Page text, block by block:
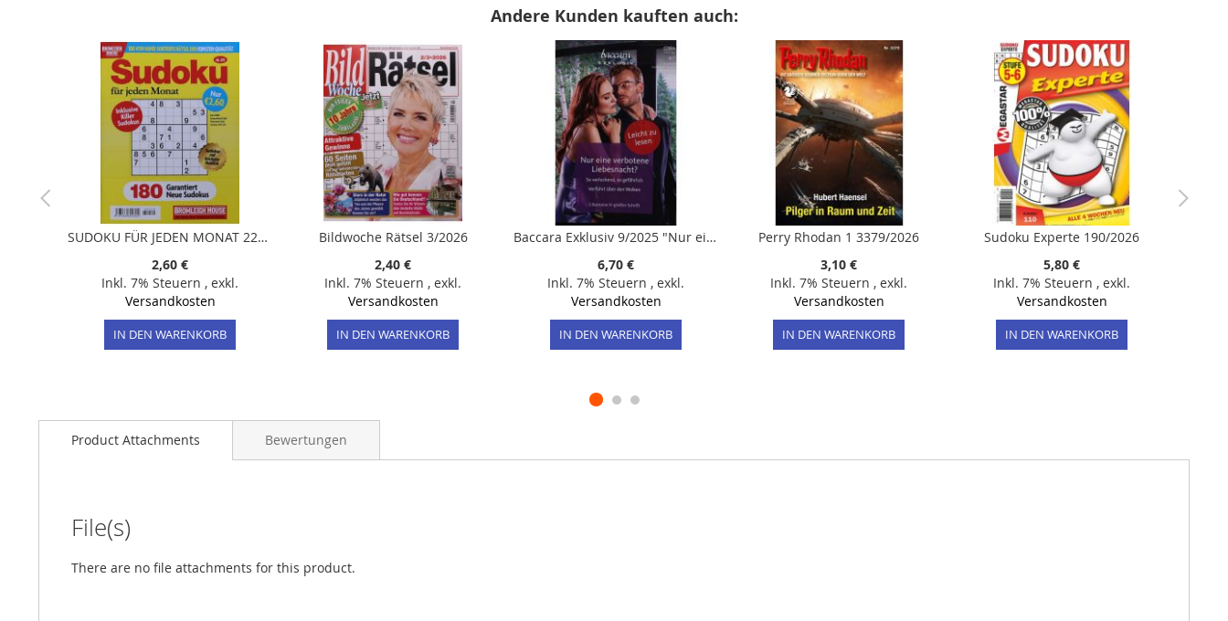
Andere Kunden kauften auch:
SUDOKU FÜR JEDEN MONAT 229/2026
2,60 €
Inkl. 7% Steuern , exkl.
Versandkosten
IN DEN WARENKORB
Bildwoche Rätsel 3/2026
2,40 €
Inkl. 7% Steuern , exkl.
Versandkosten
IN DEN WARENKORB
Baccara Exklusiv 9/2025 "Nur eine verbotene Liebesnacht? So verlockend, so gefährlich. Verführt über den Wolken"
6,70 €
Inkl. 7% Steuern , exkl.
Versandkosten
IN DEN WARENKORB
Perry Rhodan 1 3379/2026
3,10 €
Inkl. 7% Steuern , exkl.
Versandkosten
IN DEN WARENKORB
Sudoku Experte 190/2026
5,80 €
Inkl. 7% Steuern , exkl.
Versandkosten
IN DEN WARENKORB
Product Attachments
File(s)
There are no file attachments for this product.
Bewertungen